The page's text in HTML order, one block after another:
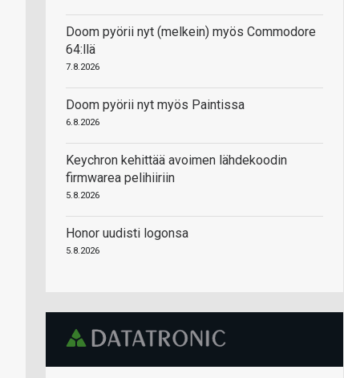
Doom pyörii nyt (melkein) myös Commodore
64:llä
7.8.2026
Doom pyörii nyt myös Paintissa
6.8.2026
Keychron kehittää avoimen lähdekoodin
firmwarea pelihiiriin
5.8.2026
Honor uudisti logonsa
5.8.2026